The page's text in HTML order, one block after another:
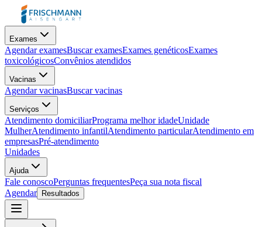
Exames
Agendar examesBuscar examesExames genéticosExames
toxicológicosConvênios atendidos
Vacinas
Agendar vacinasBuscar vacinas
Serviços
Atendimento domiciliarPrograma melhor idadeUnidade
MulherAtendimento infantilAtendimento particularAtendimento em
empresasPré-atendimento
Unidades
Ajuda
Fale conoscoPerguntas frequentesPeça sua nota fiscal
Agendar
Resultados